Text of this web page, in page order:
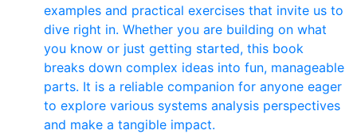
examples and practical exercises that invite us to
dive right in. Whether you are building on what
you know or just getting started, this book
breaks down complex ideas into fun, manageable
parts. It is a reliable companion for anyone eager
to explore various systems analysis perspectives
and make a tangible impact.